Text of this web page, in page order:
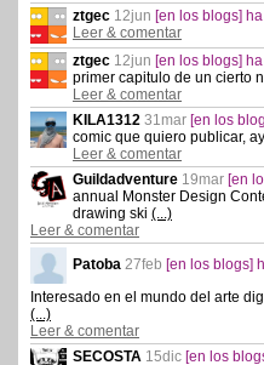
ztgec 12jun [en los blogs]
Leer & comentar
ztgec 12jun [en los blogs]
primer capitulo de un cierto
Leer & comentar
KILA1312 31mar [en los
comic que quiero publicar,
Leer & comentar
Guildadventure 19mar [en
annual Monster Design
drawing ski (...)
Leer & comentar
Patoba 27feb [en los blogs]
Interesado en el mundo del arte
(...)
Leer & comentar
SECOSTA 15dic [en los